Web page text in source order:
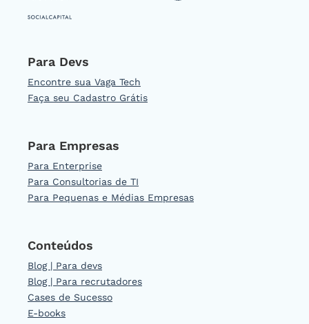
Para Devs
Encontre sua Vaga Tech
Faça seu Cadastro Grátis
Para Empresas
Para Enterprise
Para Consultorias de TI
Para Pequenas e Médias Empresas
Conteúdos
Blog | Para devs
Blog | Para recrutadores
Cases de Sucesso
E-books